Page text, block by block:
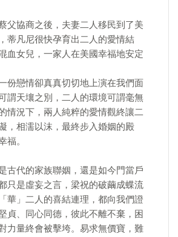
父協商之後，夫妻二人移民到了美
蒂凡尼很快孕育出二人的愛情結
血女兒，一家人在美國幸福地安定
份戀情卻真真切切地上演在我們面
謂天壤之別，二人的環境可謂毫無
情況下，兩人純粹的愛情觀終讓二
，相濡以沫，最終步入婚姻的殿
福。
古代的家族聯姻，還是如今門當戶
只是虛妄之言，梁祝的破繭成蝶流
華」二人的喜結連理，都向我們證
貞、同心同德，彼此不離不棄，困
力量終會被擊垮。易求無價寶，難